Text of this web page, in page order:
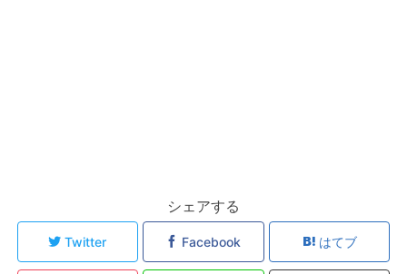
シェアする
Twitter Facebook はてブ